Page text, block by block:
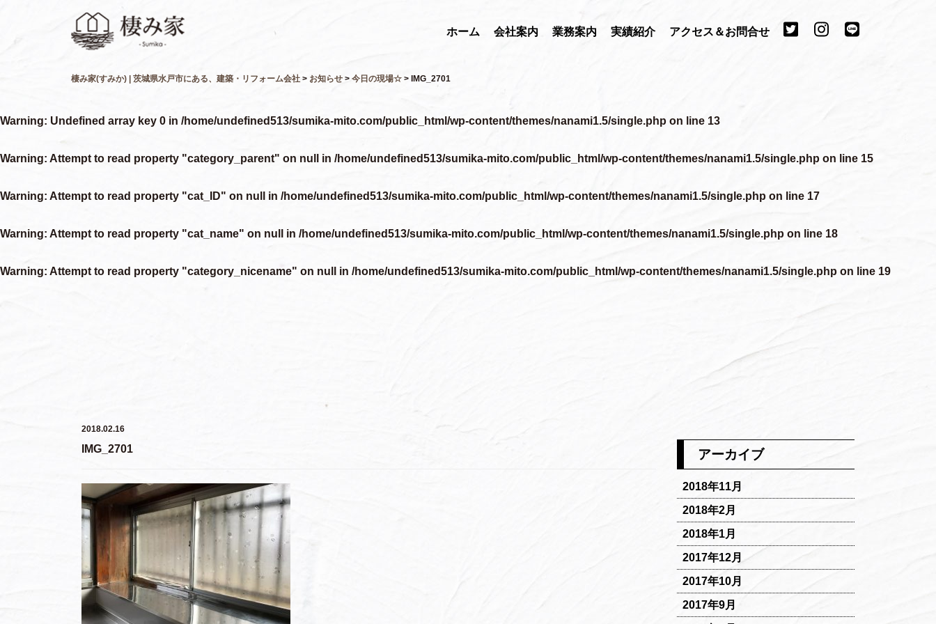
ホーム 会社案内 業務案内 実績紹介 アクセス＆お問合せ
棲み家(すみか) | 茨城県水戸市にある、建築・リフォーム会社 > お知らせ > 今日の現場☆ > IMG_2701
Warning: Undefined array key 0 in /home/undefined513/sumika-mito.com/public_html/wp-content/themes/nanami1.5/single.php on line 13
Warning: Attempt to read property "category_parent" on null in /home/undefined513/sumika-mito.com/public_html/wp-content/themes/nanami1.5/single.php on line 15
Warning: Attempt to read property "cat_ID" on null in /home/undefined513/sumika-mito.com/public_html/wp-content/themes/nanami1.5/single.php on line 17
Warning: Attempt to read property "cat_name" on null in /home/undefined513/sumika-mito.com/public_html/wp-content/themes/nanami1.5/single.php on line 18
Warning: Attempt to read property "category_nicename" on null in /home/undefined513/sumika-mito.com/public_html/wp-content/themes/nanami1.5/single.php on line 19
2018.02.16
IMG_2701 アーカイブ
2018年11月
2018年2月
2018年1月
2017年12月
2017年10月
2017年9月